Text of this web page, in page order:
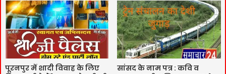
पूरनपुर में शादी विवाह के लिए
सांसद के नाम पत्र : कवि व